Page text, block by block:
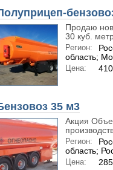
Продаю
30 куб.
Регион:
область;
Цена:
35 м3
Акция
Регион:
область;
Цена: